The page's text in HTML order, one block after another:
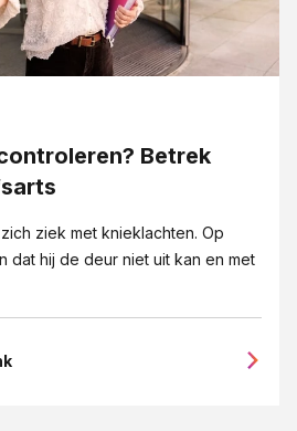
Betrek
ziek met knieklachten. Op
dat hij de deur niet uit kan en met